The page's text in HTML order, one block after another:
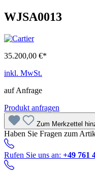
WJSA0013
35.200,00 €*
inkl. MwSt.
auf Anfrage
Produkt anfragen
Zum Merkzettel
Haben Sie Fragen zum
Rufen Sie uns an: +49 761